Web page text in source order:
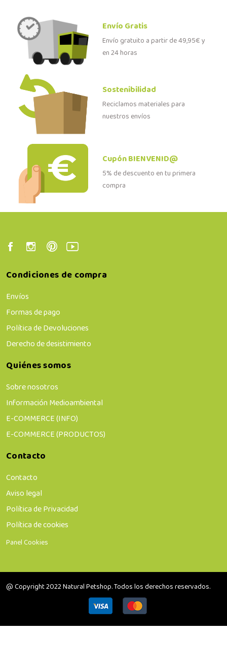
Envío Gratis
Envío gratuito a partir de 49,95€ y
en 24 horas
Sostenibilidad
Reciclamos materiales para
nuestros envíos
Cupón BIENVENID@
5% de descuento en tu primera
compra
Condiciones de compra
Envíos
Formas de pago
Política de Devoluciones
Derecho de desistimiento
Quiénes somos
Sobre nosotros
Información Medioambiental
E-COMMERCE (INFO)
E-COMMERCE (PRODUCTOS)
Contacto
Contacto
Aviso legal
Política de Privacidad
Política de cookies
Panel Cookies
@ Copyright 2022 Natural Petshop. Todos los derechos reservados.